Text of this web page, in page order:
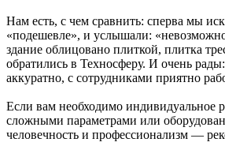
Нам есть, с чем сравнить: сперва мы
«подешевле», и услышали:
здание облицовано плиткой, плитка
обратились в Техносферу. И очень
аккуратно, с сотрудниками приятно
Если вам необходимо индивидуальное
сложными параметрами или
человечность и профессионализм —